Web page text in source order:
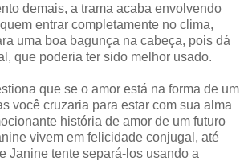
demais, a trama acaba envolvendo
entrar completamente no clima,
uma boa bagunça na cabeça, pois dá
que poderia ter sido melhor usado.
que se o amor está na forma de um
você cruzaria para estar com sua alma
história de amor de um futuro
vivem em felicidade conjugal, até
Janine tente separá-los usando a